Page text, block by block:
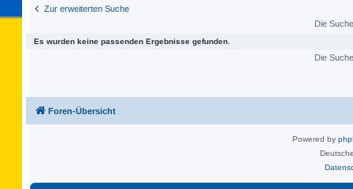
Zur erweiterten Suche
Die
Es wurden keine passenden Ergebnisse gefunden.
Die
Foren-Übersicht
Powered by